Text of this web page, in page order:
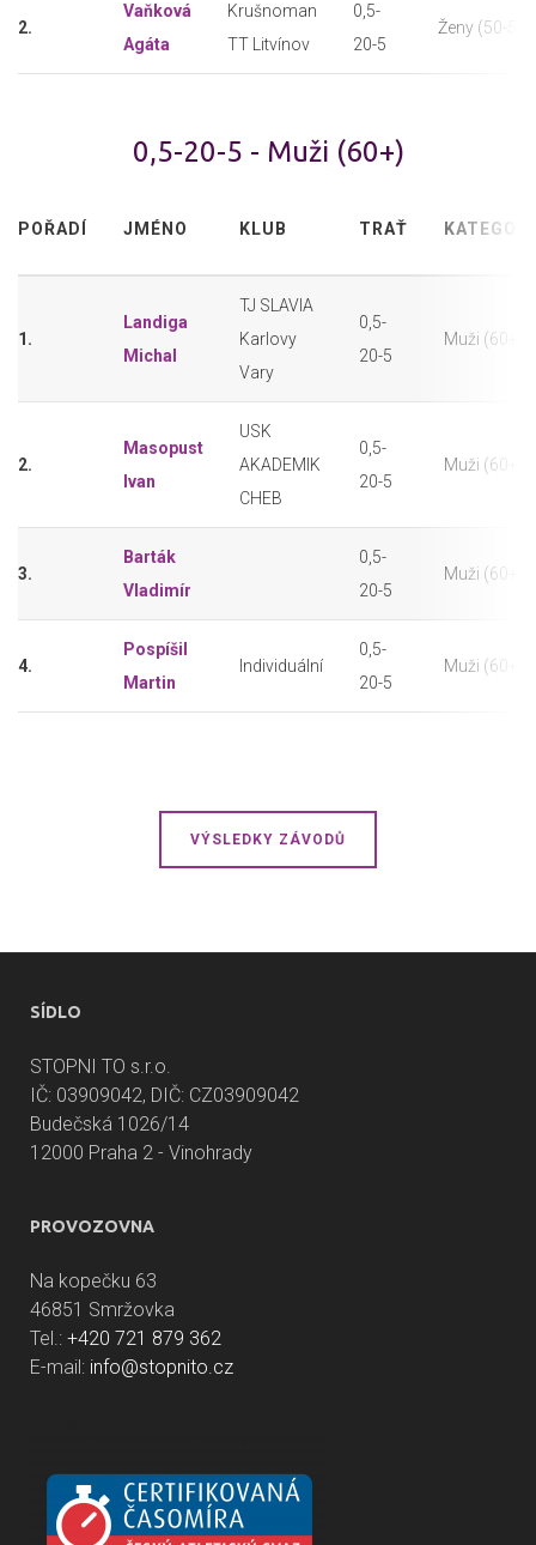
2.
Vaňková
Agáta
Krušnoman
TT Litvínov
0,5-
20-5
Ženy (50-59)
0,5-20-5 - Muži (60+)
POŘADÍ JMÉNO KLUB TRAŤ
1.
Landiga
Michal
TJ SLAVIA
Karlovy
Vary
0,5-
20-5
Muži (60+)
2.
Masopust
Ivan
USK
AKADEMIK
CHEB
0,5-
20-5
Muži (60+)
3.
Barták
Vladimír
0,5-
20-5
Muži (60+)
4.
Pospíšil
Martin
Individuální
0,5-
20-5
Muži (60+)
VÝSLEDKY ZÁVODŮ
SÍDLO
STOPNI TO s.r.o.
IČ: 03909042, DIČ: CZ03909042
Budečská 1026/14
12000 Praha 2 - Vinohrady
PROVOZOVNA
Na kopečku 63
46851 Smržovka
Tel.: +420 721 879 362
E-mail: info@stopnito.cz